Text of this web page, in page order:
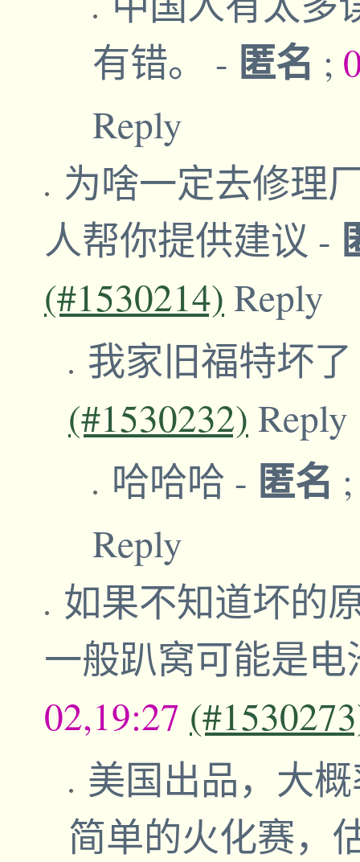
有错。 - 匿名 ;
Reply
为啥一定去修理
人帮你提供建议 -
(#1530214) Reply
我家旧福特坏
(#1530232) Reply
哈哈哈 - 匿名
Reply
如果不知道坏的
一般趴窝可能是
02,19:27
美国出品，大
简单的火化赛，